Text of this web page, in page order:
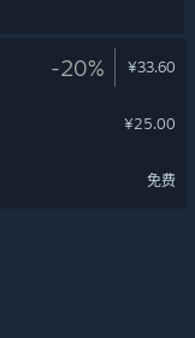
-20% ¥33.60
¥25.00
免费